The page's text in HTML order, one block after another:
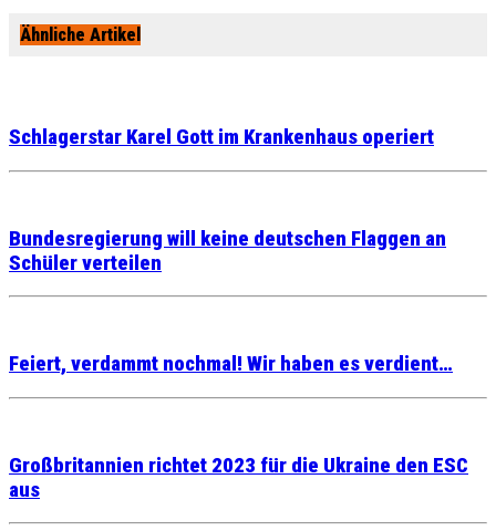
Ähnliche Artikel
Schlagerstar Karel Gott im Krankenhaus operiert
Bundesregierung will keine deutschen Flaggen an
Schüler verteilen
Feiert, verdammt nochmal! Wir haben es verdient…
Großbritannien richtet 2023 für die Ukraine den ESC
aus